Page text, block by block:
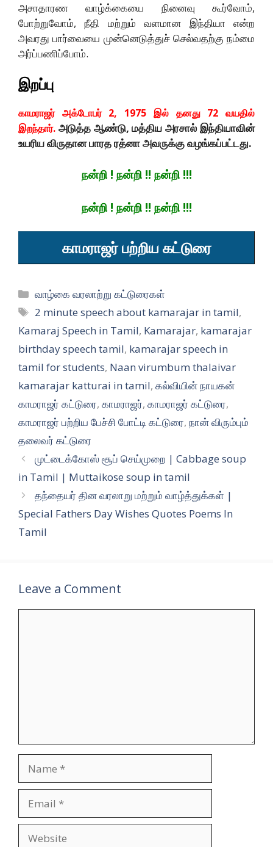
அசாதாரண வாழ்க்கையை நினைவு கூர்வோம்,
போற்றுவோம், நீதி மற்றும் வளமான இந்தியா என்ற
அவரது பார்வையை முன்னெடுத்துச் செல்வதற்கு நம்மை
அர்ப்பணிப்போம்.
இறப்பு
காமராஜர் அக்டோபர் 2, 1975 இல் தனது 72 வயதில்
இறந்தார். அடுத்த ஆண்டு, மத்திய அரசால் இந்தியாவின்
உயரிய விருதான பாரத ரத்னா அவருக்கு வழங்கப்பட்டது.
நன்றி ! நன்றி !! நன்றி !!!
நன்றி ! நன்றி !! நன்றி !!!
காமராஜர் பற்றிய கட்டுரை
Categories
வாழ்கை வரலாற்று கட்டுரைகள்
Tags
2 minute speech about kamarajar in tamil,
Kamaraj Speech in Tamil, Kamarajar, kamarajar
birthday speech tamil, kamarajar speech in
tamil for students, Naan virumbum thalaivar
kamarajar katturai in tamil, கல்வியின் நாயகன்
காமராஜர் கட்டுரை, காமராஜர், காமராஜர் கட்டுரை,
காமராஜர் பற்றிய பேச்சி போட்டி கட்டுரை, நான் விரும்பும்
தலைவர் கட்டுரை
முட்டைக்கோஸ் சூப் செய்முறை | Cabbage soup
in Tamil | Muttaikose soup in tamil
தந்தையர் தின வரலாறு மற்றும் வாழ்த்துக்கள் |
Special Fathers Day Wishes Quotes Poems In
Tamil
Leave a Comment